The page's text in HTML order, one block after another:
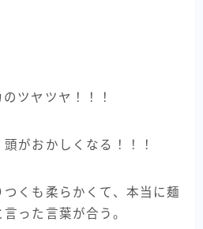
ツヤツヤ！！！
がおかしくなる！！！
くも柔らかくて、本当に麺
った言葉が合う。